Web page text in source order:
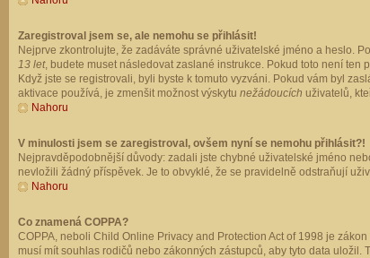
Zaregistroval jsem se, ale nemohu se přihlásit!
Nejprve zkontrolujte, že zadáváte správné uživatelské jméno a heslo.
13 let, budete muset následovat zaslané instrukce. Pokud toto není
Když jste se registrovali, byli byste k tomuto vyzváni. Pokud vám byl
aktivace používá, je zmenšit možnost výskytu nežádoucích uživatelů,
Nahoru
V minulosti jsem se zaregistroval, ovšem nyní se nemohu přihlásit?!
Nejpravděpodobnější důvody: zadali jste chybné uživatelské jméno
nevložili žádný příspěvek. Je to obvyklé, že se pravidelně odstraňují
Nahoru
Co znamená COPPA?
COPPA, neboli Child Online Privacy and Protection Act of 1998 je
musí mít souhlas rodičů nebo zákonných zástupců, aby tyto data